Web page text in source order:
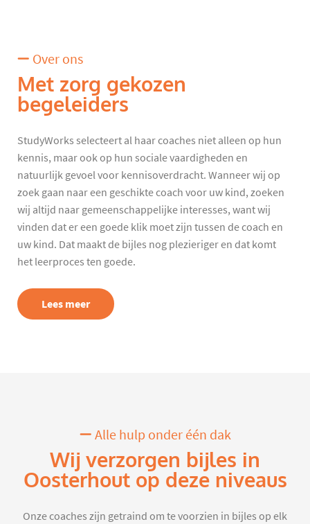
Over ons
Met zorg gekozen
begeleiders
StudyWorks selecteert al haar coaches niet alleen op hun
kennis, maar ook op hun sociale vaardigheden en
natuurlijk gevoel voor kennisoverdracht. Wanneer wij op
zoek gaan naar een geschikte coach voor uw kind, zoeken
wij altijd naar gemeenschappelijke interesses, want wij
vinden dat er een goede klik moet zijn tussen de coach en
uw kind. Dat maakt de bijles nog plezieriger en dat komt
het leerproces ten goede.
Lees meer
Alle hulp onder één dak
Wij verzorgen bijles in
Oosterhout op deze niveaus
Onze coaches zijn getraind om te voorzien in bijles op elk